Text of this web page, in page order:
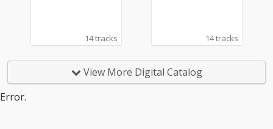
14 tracks 14 tracks
View More Digital Catalog
Error.